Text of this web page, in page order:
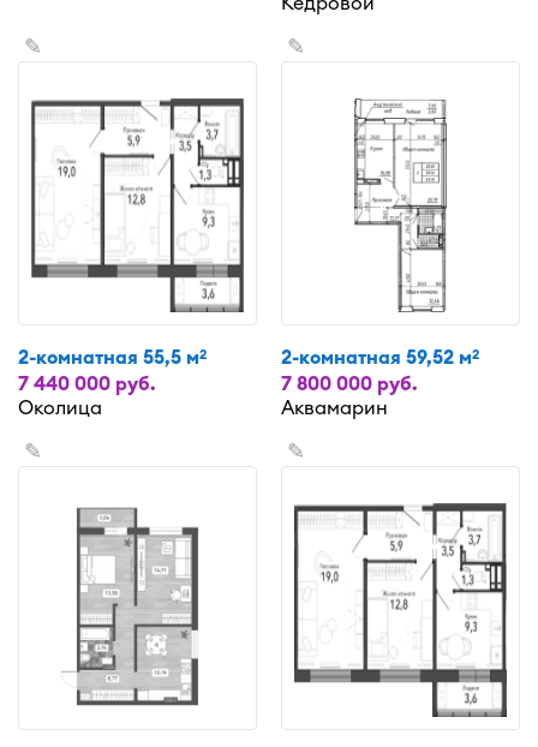
✎
2-комнатная 55,5 м2
7 440 000 руб.
Околица
✎
2-комнатная 59,52 м2
7 800 000 руб.
Аквамарин
✎ ✎